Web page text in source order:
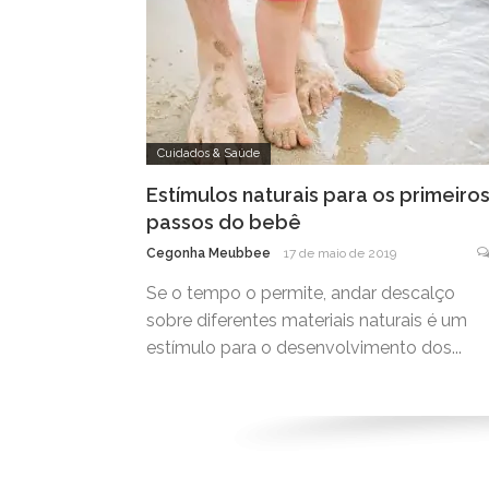
Cuidados & Saúde
Estímulos naturais para os primeiros
passos do bebê
Cegonha Meubbee 17 de maio de 2019
Se o tempo o permite, andar descalço
sobre diferentes materiais naturais é um
estímulo para o desenvolvimento dos...